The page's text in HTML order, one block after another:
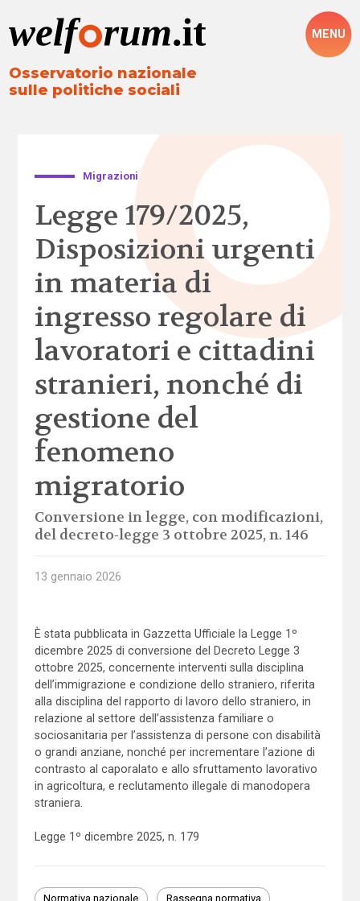
Osservatorio nazionale
sulle politiche sociali
MENU
Migrazioni
Legge 179/2025,
Disposizioni urgenti
in materia di
ingresso regolare di
lavoratori e cittadini
stranieri, nonché di
gestione del
fenomeno
migratorio
Conversione in legge, con modificazioni,
del decreto-legge 3 ottobre 2025, n. 146
13 gennaio 2026
È stata pubblicata in Gazzetta Ufficiale la Legge 1º
dicembre 2025 di conversione del Decreto Legge 3
ottobre 2025, concernente interventi sulla disciplina
dell’immigrazione e condizione dello straniero, riferita
alla disciplina del rapporto di lavoro dello straniero, in
relazione al settore dell’assistenza familiare o
sociosanitaria per l’assistenza di persone con disabilità
o grandi anziane, nonché per incrementare l’azione di
contrasto al caporalato e allo sfruttamento lavorativo
in agricoltura, e reclutamento illegale di manodopera
straniera.
Legge 1º dicembre 2025, n. 179
Normativa nazionale Rassegna normativa